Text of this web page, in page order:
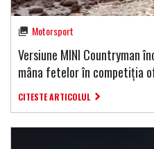
Motorsport
Versiune MINI Countryman
mâna fetelor în competiția
CITESTE ARTICOLUL